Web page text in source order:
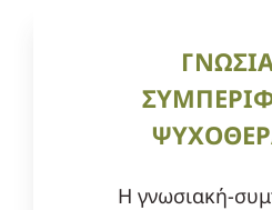
Η γνωσιακή-